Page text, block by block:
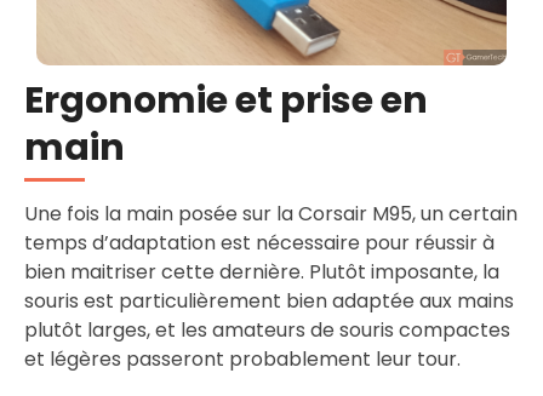
Ergonomie et prise en
main
Une fois la main posée sur la Corsair M95, un certain
temps d’adaptation est nécessaire pour réussir à
bien maitriser cette dernière. Plutôt imposante, la
souris est particulièrement bien adaptée aux mains
plutôt larges, et les amateurs de souris compactes
et légères passeront probablement leur tour.